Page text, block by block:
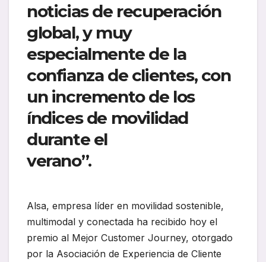
noticias de recuperación
global, y muy
especialmente de la
confianza de clientes, con
un incremento de los
índices de movilidad
durante el
verano”.
Alsa, empresa líder en movilidad sostenible,
multimodal y conectada ha recibido hoy el
premio al Mejor Customer Journey, otorgado
por la Asociación de Experiencia de Cliente